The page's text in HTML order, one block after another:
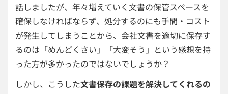
話しましたが、 年々増えていく文書の保管スペースを
確保しなければならず、処分するのにも手間・コスト
が発生してしまうことから、会社文書を適切に保存す
るのは 「めんどくさい」「大変そう」という感想を持
った方が多かったのではないでしょうか？
しかし、こうした文書保存の課題を解決してくれるの